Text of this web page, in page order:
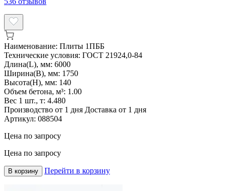
Наименование: Плиты 1ПББ
Технические условия: ГОСТ 21924,0-84
Длина(L), мм: 6000
Ширина(B), мм: 1750
Высота(H), мм: 140
Объем бетона, м³: 1.00
Вес 1 шт., т: 4.480
Производство от 1 дня Доставка от 1 дня
Артикул: 088504
Цена по запросу
Цена по запросу
В корзину Перейти в корзину